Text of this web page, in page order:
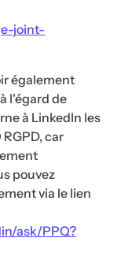
joint-
également
l'égard de
à LinkedIn les
car
pouvez
via le lien
ask/PPQ?